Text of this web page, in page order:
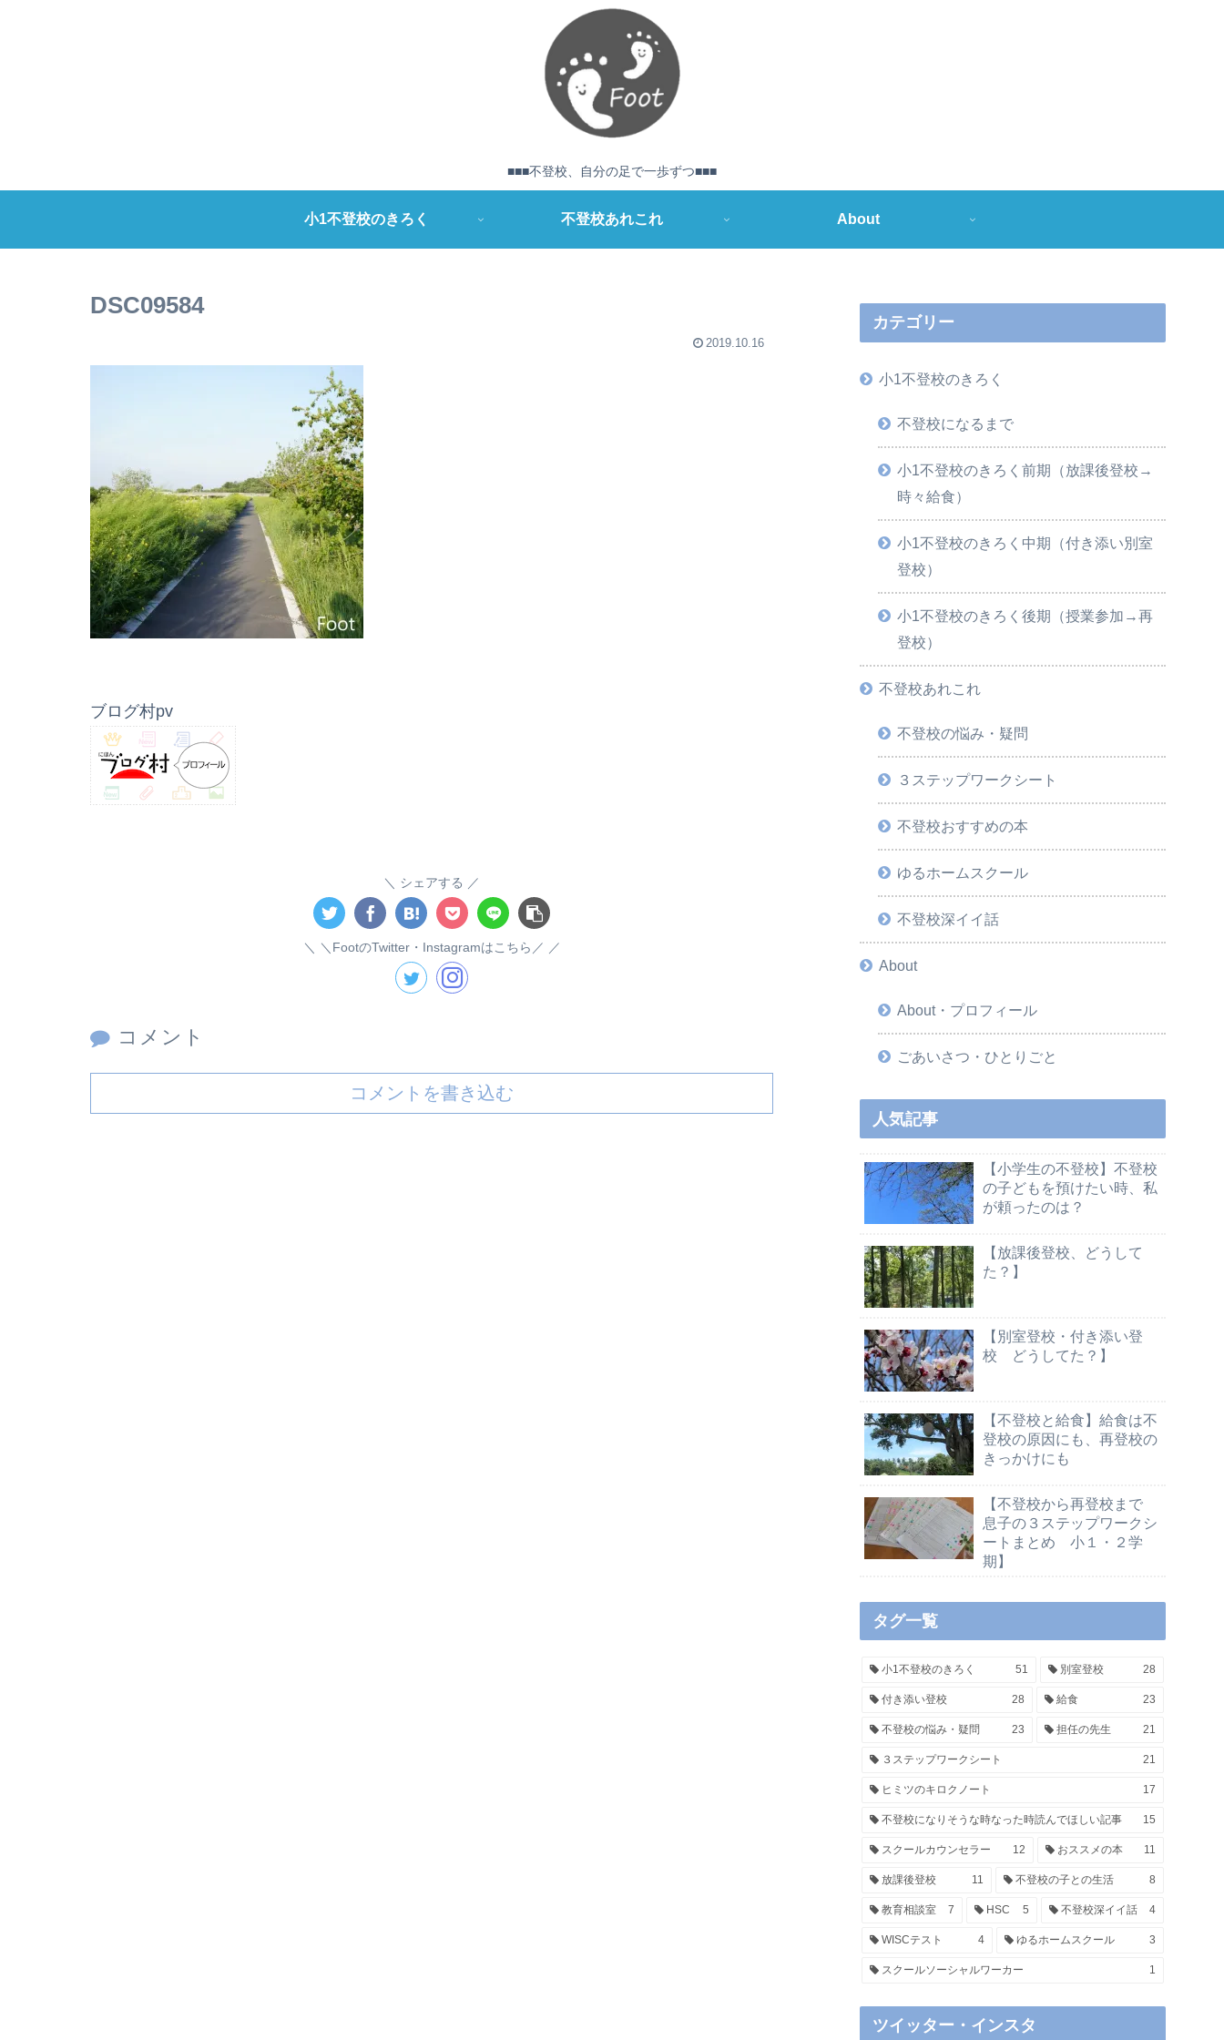
■■■不登校、自分の足で一歩ずつ■■■
小1不登校のきろく 不登校あれこれ About
DSC09584
2019.10.16
ブログ村pv
シェアする
＼FootのTwitter・Instagramはこちら／
コメント
コメントを書き込む
カテゴリー
小1不登校のきろく
不登校になるまで
小1不登校のきろく前期（放課後登校→
時々給食）
小1不登校のきろく中期（付き添い別室
登校）
小1不登校のきろく後期（授業参加→再
登校）
不登校あれこれ
不登校の悩み・疑問
３ステップワークシート
不登校おすすめの本
ゆるホームスクール
不登校深イイ話
About
About・プロフィール
ごあいさつ・ひとりごと
人気記事
【小学生の不登校】不登校
の子どもを預けたい時、私
が頼ったのは？
【放課後登校、どうして
た？】
【別室登校・付き添い登
校 どうしてた？】
【不登校と給食】給食は不
登校の原因にも、再登校の
きっかけにも
【不登校から再登校まで
息子の３ステップワークシ
ートまとめ 小１・２学
期】
タグ一覧
小1不登校のきろく 51 別室登校 28
付き添い登校 28 給食 23
不登校の悩み・疑問 23 担任の先生 21
３ステップワークシート 21
ヒミツのキロクノート 17
不登校になりそうな時なった時読んでほしい記事 15
スクールカウンセラー 12 おススメの本 11
放課後登校 11 不登校の子との生活 8
教育相談室 7 HSC 5 不登校深イイ話 4
WISCテスト 4 ゆるホームスクール 3
スクールソーシャルワーカー 1
ツイッター・インスタ